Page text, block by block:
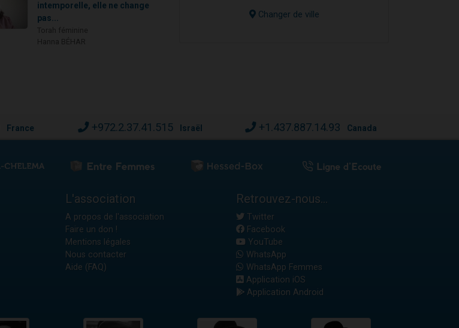
intemporelle, elle ne change
pas...
Changer de ville
France +972.2.37.41.515 Israël +1.437.887.14.93 Canada
L'association
A propos de l'association
Faire un don !
Mentions légales
Nous contacter
Aide (FAQ)
Retrouvez-nous...
Twitter
Facebook
YouTube
WhatsApp
WhatsApp Femmes
Application iOS
Application Android